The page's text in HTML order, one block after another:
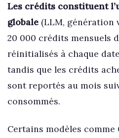
Les crédits constituent
globale(LLM, génération
20 000 crédits mensuels
réinitialisés à chaque
tandis que les crédits
sont reportés au mois
consommés.
Certains modèles